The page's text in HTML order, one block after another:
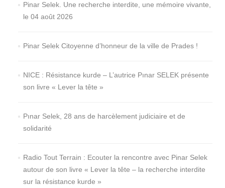
Pinar Selek. Une recherche interdite, une mémoire vivante,
le 04 août 2026
Pinar Selek Citoyenne d’honneur de la ville de Prades !
NICE : Résistance kurde – L’autrice Pınar SELEK présente
son livre « Lever la tête »
Pınar Selek, 28 ans de harcèlement judiciaire et de
solidarité
Radio Tout Terrain : Ecouter la rencontre avec Pinar Selek
autour de son livre « Lever la tête – la recherche interdite
sur la résistance kurde »